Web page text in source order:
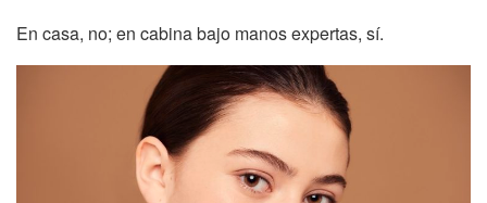
En casa, no; en cabina bajo manos expertas, sí.